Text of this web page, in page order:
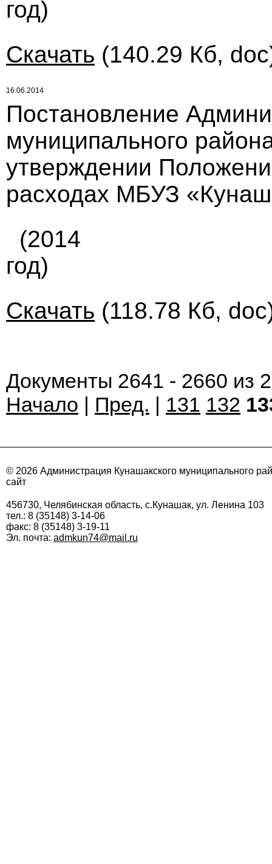
год)
Скачать (140.29 Кб,
16.06.2014
Постановление
муниципального
утверждении
расходах МБУЗ
(2014
год)
Скачать (118.78 Кб,
Документы 2641 - 2660 из
Начало | Пред. | 131 132
© 2026 Администрация Кунашакского муниципального
сайт
456730, Челябинская область, с.Кунашак, ул. Ленина 103
тел.: 8 (35148) 3-14-06
факс: 8 (35148) 3-19-11
Эл. почта: admkun74@mail.ru